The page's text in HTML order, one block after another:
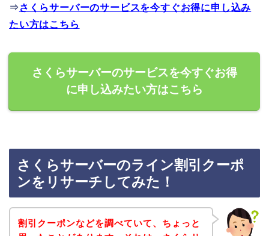
⇒ さくらサーバーのサービスを今すぐお得に申し込み
たい方はこちら
さくらサーバーのサービスを今すぐお得
に申し込みたい方はこちら
さくらサーバーのライン割引クーポ
ンをリサーチしてみた！
割引クーポンなどを調べていて、ちょっと